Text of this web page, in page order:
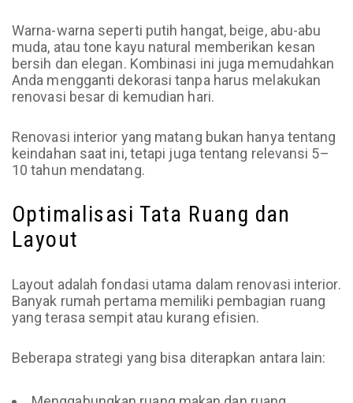
Warna-warna seperti putih hangat, beige, abu-abu
muda, atau tone kayu natural memberikan kesan
bersih dan elegan. Kombinasi ini juga memudahkan
Anda mengganti dekorasi tanpa harus melakukan
renovasi besar di kemudian hari.
Renovasi interior yang matang bukan hanya tentang
keindahan saat ini, tetapi juga tentang relevansi 5–
10 tahun mendatang.
Optimalisasi Tata Ruang dan
Layout
Layout adalah fondasi utama dalam renovasi interior.
Banyak rumah pertama memiliki pembagian ruang
yang terasa sempit atau kurang efisien.
Beberapa strategi yang bisa diterapkan antara lain: